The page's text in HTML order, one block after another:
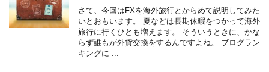
さて、今回はFXを海外旅行とからめて説明してみた
いとおもいます。 夏などは長期休暇をつかって海外
旅行に行くひとも増えます。 そういうときに、かな
らず誰もが外貨交換をするんですよね。 ブログラン
キングに ...